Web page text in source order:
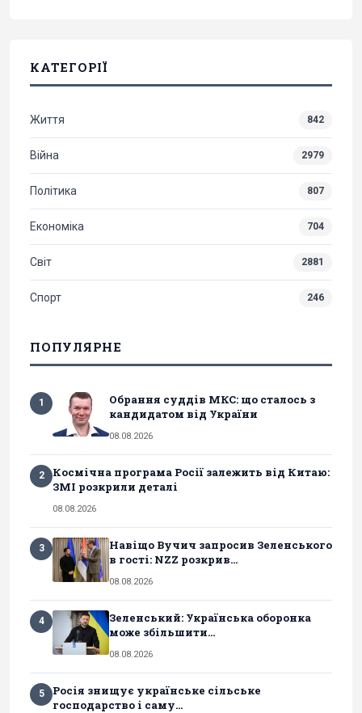
КАТЕГОРІЇ
Життя 842
Війна 2979
Політика 807
Економіка 704
Світ 2881
Спорт 246
ПОПУЛЯРНЕ
1
Обрання суддів МКС: що сталось з
кандидатом від України
08.08.2026
2
Космічна програма Росії залежить від Китаю:
ЗМІ розкрили деталі
08.08.2026
3
Навіщо Вучич запросив Зеленського
в гості: NZZ розкрив...
08.08.2026
4
Зеленський: Українська оборонка
може збільшити...
08.08.2026
5
Росія знищує українське сільське
господарство і саму...